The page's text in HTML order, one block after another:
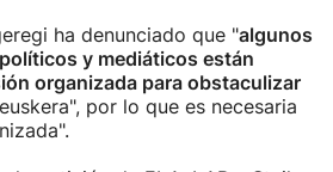
ha denunciado que "algunos
y mediáticos están
organizada para obstaculizar
por lo que es necesaria